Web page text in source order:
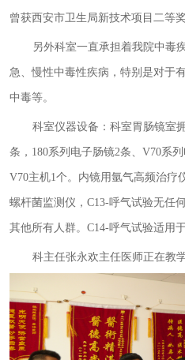
曾获西安市卫生局新技术项目二等奖
另外科室一直承担着我院中毒
急、慢性中毒性疾病，特别是对于
中毒等。
科室仪器设备：科室胃肠镜室
条，180系列电子肠镜2条、V70系
V70主机1个。内镜用氩气高频治疗
螺杆菌监测仪，C13-呼气试验无任
其他所有人群。C14-呼气试验适用
科主任张永欢主任医师正在教